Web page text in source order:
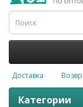
Доставка
Категории